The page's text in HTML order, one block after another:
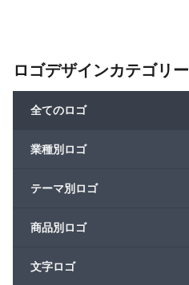
ロゴデザインカテゴリー
全てのロゴ
業種別ロゴ
テーマ別ロゴ
商品別ロゴ
文字ロゴ